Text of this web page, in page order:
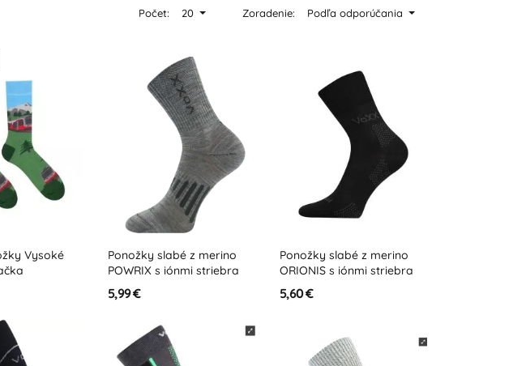
Počet: 20 Zoradenie: Podľa odporúčania
Vysoké
Ponožky slabé z merino
POWRIX s iónmi striebra
5,99 €
Ponožky slabé z merino
ORIONIS s iónmi striebra
5,60 €